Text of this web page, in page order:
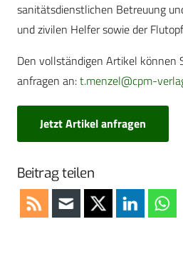
sanitätsdienstlichen Betreuung
und zivilen Helfer sowie der
Den vollständigen Artikel können
anfragen an:t.menzel@cpm-
Jetzt Artikel anfragen
Beitrag teilen